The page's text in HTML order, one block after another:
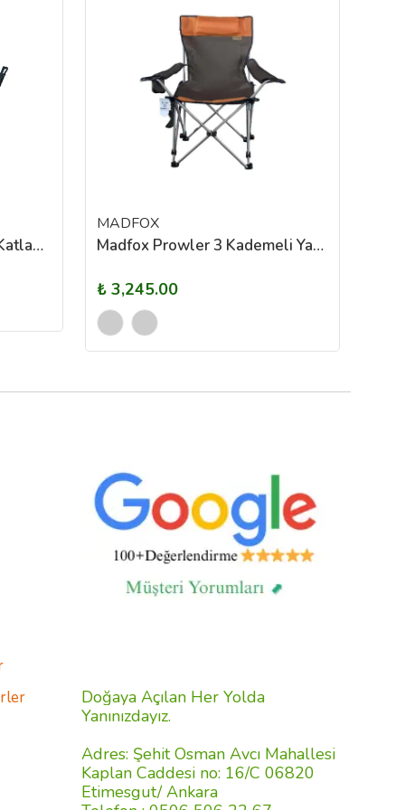
Shufa Kamp Sandalyesi- Katlanabilir - Siyah - Çantasız
MADFOX
Madfox Prowler 3 Kademeli Yatabilen Kamp Sandalyesi Green/Black
₺ 3,245.00
Doğaya Açılan Her Yolda
Yanınızdayız.
Adres: Şehit Osman Avcı Mahallesi
Kaplan Caddesi no: 16/C 06820
Etimesgut/ Ankara